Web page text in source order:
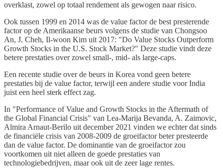
overklast, zowel op totaal rendement als gewogen naar risico.
Ook tussen 1999 en 2014 was de value factor de best presterende
factor op de Amerikaanse beurs volgens de studie van Chongsoo
An, J. Cheh, Il-woon Kim uit 2017: "Do Value Stocks Outperform
Growth Stocks in the U.S. Stock Market?" Deze studie vindt deze
betere prestaties over zowel small-, mid- als large-caps.
Een recente studie over de beurs in Korea vond geen betere
prestaties bij de value factor, terwijl een andere studie voor India
juist een heel sterk effect zag.
In "Performance of Value and Growth Stocks in the Aftermath of
the Global Financial Crisis" van Lea-Marija Bevanda, A. Zaimovic,
Almira Arnaut-Berilo uit december 2021 vinden we echter dat sinds
de financiële crisis van 2008-2009 de groeifactor beter presteerde
dan de value factor. De dominantie van de groeifactor zou
voortkomen uit niet alleen de goede prestaties van
technologiebedrijven, maar ook uit de zeer lage rentes.